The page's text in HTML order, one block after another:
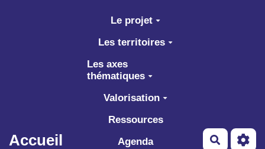
Aller au contenu principal
Accueil
Le projet
Les territoires
Les axes
thématiques
Valorisation
Ressources
Agenda